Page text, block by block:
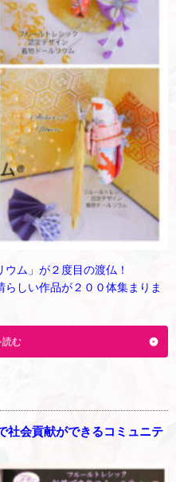
ム」が２度目の渡仏！
しい作品が２００体集まりま
読む
会貢献ができるコミュニテ